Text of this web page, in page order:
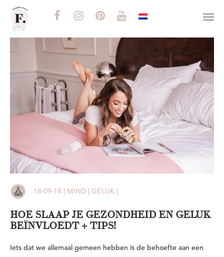
18-09-18 | MIND | GELUK |
HOE SLAAP JE GEZONDHEID EN GELUK
BEÏNVLOEDT + TIPS!
Iets dat we allemaal gemeen hebben is de behoefte aan een